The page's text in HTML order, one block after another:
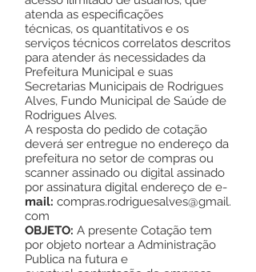
atenda as especificações
técnicas, os quantitativos e os
serviços técnicos correlatos descritos
para atender ás necessidades da
Prefeitura Municipal e suas
Secretarias Municipais de Rodrigues
Alves, Fundo Municipal de Saúde de
Rodrigues Alves.
A resposta do pedido de cotação
deverá ser entregue no endereço da
prefeitura no setor de compras ou
scanner assinado ou digital assinado
por assinatura digital endereço de e-
mail: compras.rodriguesalves@gmail.
com
OBJETO: A presente Cotação tem
por objeto nortear a Administração
Publica na futura e